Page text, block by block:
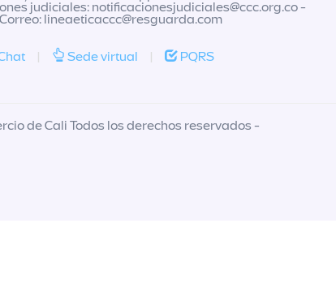
judiciales: notificacionesjudiciales@ccc.org.co-
lineaeticaccc@resguarda.com
| Sede virtual | PQRS
de Cali Todos los derechos reservados -